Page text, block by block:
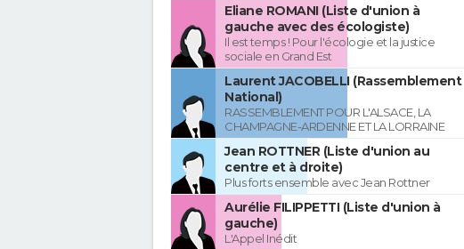
Eliane ROMANI (Liste d'union à
gauche avec des écologiste)
Il est temps ! Pour l'écologie et la justice
sociale en Grand Est
Laurent JACOBELLI (Rassemblement
National)
RASSEMBLEMENT POUR L'ALSACE, LA
CHAMPAGNE-ARDENNE ET LA LORRAINE
Jean ROTTNER (Liste d'union au
centre et à droite)
Plus forts ensemble avec Jean Rottner
Aurélie FILIPPETTI (Liste d'union à
gauche)
L'Appel Inédit